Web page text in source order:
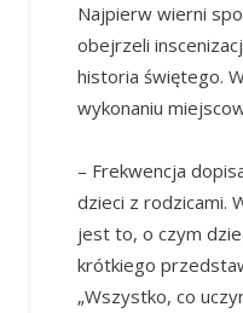
Najpierw wierni
obejrzeli
historia świętego.
wykonaniu
– Frekwencja
dzieci z rodzicami.
jest to, o czym
krótkiego
„Wszystko, co